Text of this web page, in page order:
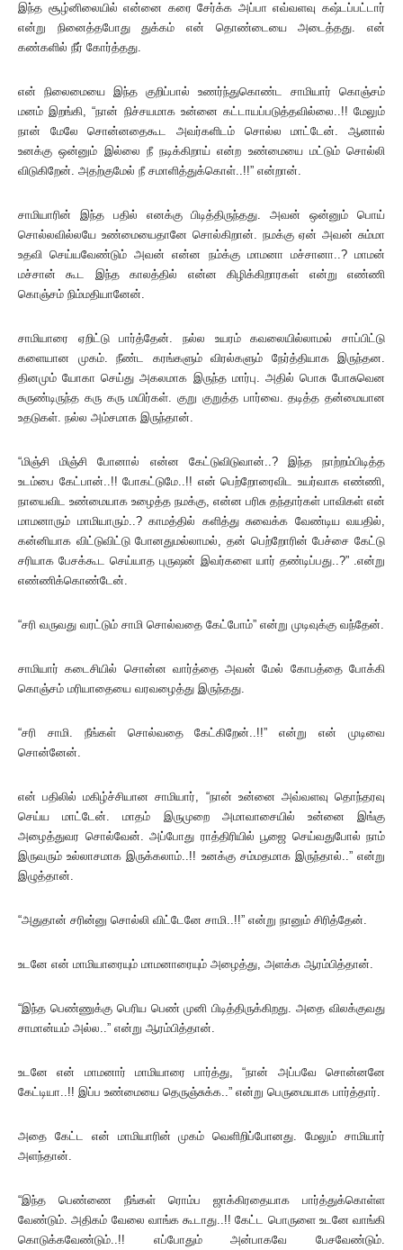
இந்த சூழ்னிலையில் என்னை கரை சேர்க்க அப்பா எவ்வளவு கஷ்டப்பட்டார்
என்று நினைத்தபோது துக்கம் என் தொண்டையை அடைத்தது. என்
கண்களில் நீர் கோர்த்தது.
என் நிலைமையை இந்த குறிப்பால் உணர்ந்துகொண்ட சாமியார் கொஞ்சம்
மனம் இறங்கி, “நான் நிச்சயமாக உன்னை கட்டாயப்படுத்தவில்லை..!! மேலும்
நான் மேலே சொன்னதைகூட அவர்களிடம் சொல்ல மாட்டேன். ஆனால்
உனக்கு ஒன்னும் இல்லை நீ நடிக்கிறாய் என்ற உண்மையை மட்டும் சொல்லி
விடுகிறேன். அதற்குமேல் நீ சமாளித்துக்கொள்..!!” என்றான்.
சாமியாரின் இந்த பதில் எனக்கு பிடித்திருந்தது. அவன் ஒன்னும் பொய்
சொல்லவில்லயே உண்மையைதானே சொல்கிறான். நமக்கு ஏன் அவன் சும்மா
உதவி செய்யவேண்டும் அவன் என்ன நம்க்கு மாமனா மச்சானா..? மாமன்
மச்சான் கூட இந்த காலத்தில் என்ன கிழிக்கிறாரகள் என்று எண்ணி
கொஞ்சம் நிம்மதியானேன்.
சாமியாரை ஏறிட்டு பார்த்தேன். நல்ல உயரம் கவலையில்லாமல் சாப்பிட்டு
களையான முகம். நீண்ட கரங்களும் விரல்களும் நேர்த்தியாக இருந்தன.
தினமும் யோகா செய்து அகலமாக இருந்த மார்பு. அதில் பொசு போசுவென
சுருண்டிருந்த கரு கரு மயிர்கள். குறு குறுத்த பார்வை. தடித்த தன்மையான
உதடுகள். நல்ல அம்சமாக இருந்தான்.
“மிஞ்சி மிஞ்சி போனால் என்ன கேட்டுவிடுவான்..? இந்த நாற்றம்பிடித்த
உடம்பை கேட்பான்..!! போகட்டுமே..!! என் பெற்றோரைவிட உயர்வாக எண்ணி,
நாயைவிட உண்மையாக உழைத்த நமக்கு, என்ன பரிசு தந்தார்கள் பாவிகள் என்
மாமனாரும் மாமியாரும்..? காமத்தில் களித்து சுவைக்க வேண்டிய வயதில்,
கன்னியாக விட்டுவிட்டு போனதுமல்லாமல், தன் பெற்றோரின் பேச்சை கேட்டு
சரியாக பேசக்கூட செய்யாத புருஷன் இவர்களை யார் தண்டிப்பது..?” .என்று
எண்ணிக்கொண்டேன்.
“சரி வருவது வரட்டும் சாமி சொல்வதை கேட்போம்” என்று முடிவுக்கு வந்தேன்.
சாமியார் கடைசியில் சொன்ன வார்த்தை அவன் மேல் கோபத்தை போக்கி
கொஞ்சம் மரியாதையை வரவழைத்து இருந்தது.
“சரி சாமி. நீங்கள் சொல்வதை கேட்கிறேன்..!!” என்று என் முடிவை
சொன்னேன்.
என் பதிலில் மகிழ்ச்சியான சாமியார், “நான் உன்னை அவ்வளவு தொந்தரவு
செய்ய மாட்டேன். மாதம் இருமுறை அமாவாசையில் உன்னை இங்கு
அழைத்துவர சொல்வேன். அப்போது ராத்திரியில் பூஜை செய்வதுபோல் நாம்
இருவரும் உல்லாசமாக இருக்கலாம்..!! உனக்கு சம்மதமாக இருந்தால்..” என்று
இழுத்தான்.
“அதுதான் சரின்னு சொல்லி விட்டேனே சாமி..!!” என்று நானும் சிரித்தேன்.
உடனே என் மாமியாரையும் மாமனாரையும் அழைத்து, அளக்க ஆரம்பித்தான்.
“இந்த பெண்ணுக்கு பெரிய பெண் முனி பிடித்திருக்கிறது. அதை விலக்குவது
சாமான்யம் அல்ல..” என்று ஆரம்பித்தான்.
உடனே என் மாமனார் மாமியாரை பார்த்து, “நான் அப்பவே சொன்னனே
கேட்டியா..!! இப்ப உண்மையை தெருஞ்சுக்க..” என்று பெருமையாக பார்த்தார்.
அதை கேட்ட என் மாமியாரின் முகம் வெளிறிப்போனது. மேலும் சாமியார்
அளந்தான்.
“இந்த பெண்ணை நீங்கள் ரொம்ப ஜாக்கிரதையாக பார்த்துக்கொள்ள
வேண்டும். அதிகம் வேலை வாங்க கூடாது..!! கேட்ட பொருளை உடனே வாங்கி
கொடுக்கவேண்டும்..!! எப்போதும் அன்பாகவே பேசவேண்டும்.